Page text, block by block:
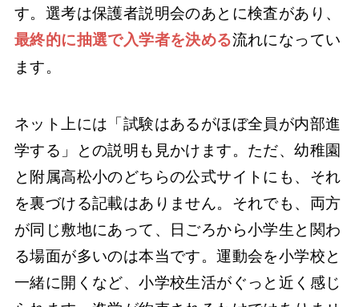
す。選考は保護者説明会のあとに検査があり、
最終的に抽選で入学者を決める流れになってい
ます。
ネット上には「試験はあるがほぼ全員が内部進
学する」との説明も見かけます。ただ、幼稚園
と附属高松小のどちらの公式サイトにも、それ
を裏づける記載はありません。それでも、両方
が同じ敷地にあって、日ごろから小学生と関わ
る場面が多いのは本当です。運動会を小学校と
一緒に開くなど、小学校生活がぐっと近く感じ